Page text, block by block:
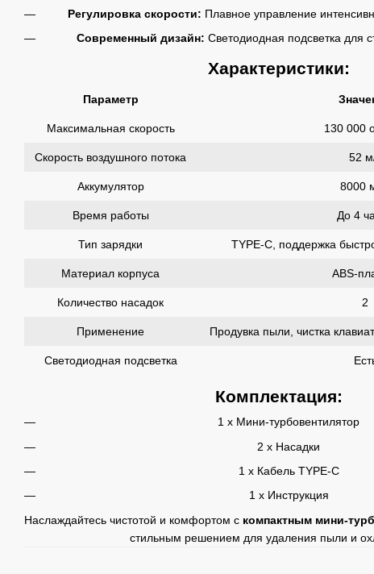
Регулировка скорости: Плавное управление
Современный дизайн: Светодиодная подсветка для
Характеристики:
Параметр
Максимальная скорость 130 000
Скорость воздушного потока 52
Аккумулятор 8000
Время работы До 4
Тип зарядки TYPE-C, поддержка
Материал корпуса ABS-
Количество насадок 2
Применение Продувка пыли, чистка
Светодиодная подсветка
Комплектация:
1 x Мини-турбовентилятор
2 x Насадки
1 x Кабель TYPE-C
1 x Инструкция
Наслаждайтесь чистотой и комфортом с компактным мини-
стильным решением для удаления пыли и